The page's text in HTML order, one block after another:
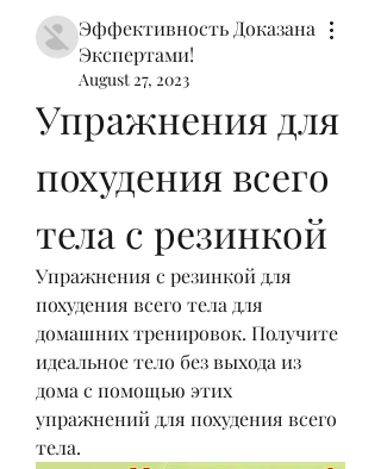
Эффективность Доказана
Экспертами!
August 27, 2023
Упражнения для
похудения всего
тела с резинкой
Упражнения с резинкой для
похудения всего тела для
домашних тренировок. Получите
идеальное тело без выхода из
дома с помощью этих
упражнений для похудения всего
тела.